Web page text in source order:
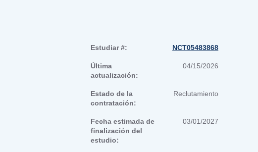
Estudiar #: NCT05483868
Última
actualización:
04/15/2026
Estado de la
contratación:
Reclutamiento
Fecha estimada de
finalización del
estudio:
03/01/2027